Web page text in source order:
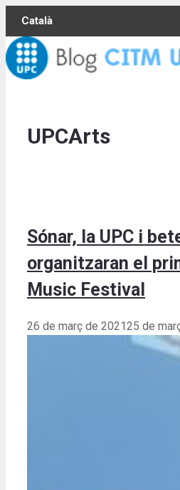
Skip
content
Català
UPCArts
Sónar, la UPC i
organitzaran el
Music Festival
26 de març de 202125 de